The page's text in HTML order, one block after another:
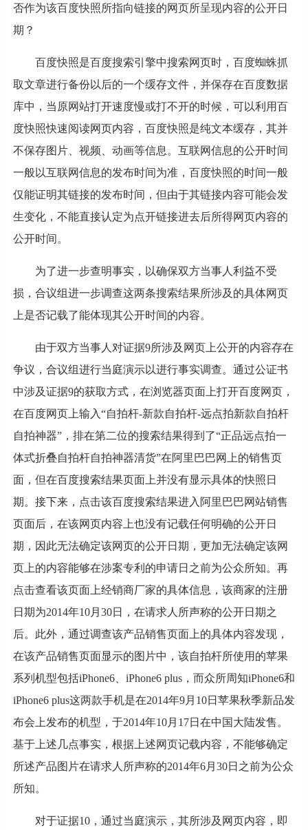
否作为该百度快照所指向链接的网页所呈现内容的公开日
期？
百度快照是百度搜索引擎中搜索网页时，百度蜘蛛抓
取文章进行备份以后的一个缓存文件，并保存在百度数据
库中，当原网站打开速度慢或打不开的时候，可以利用百
度快照快速阅读网页内容，百度快照是纯文本缓存，其并
不保存图片、视频、动画等信息。互联网信息的公开时间
一般以互联网信息的发布时间为准，百度快照的时间一般
仅能证明其链接的发布时间，但由于其链接内容可能会发
生变化，不能直接认定为点开链接进去后所得网页内容的
公开时间。
为了进一步查明事实，以确保双方当事人利益不受
损，合议组进一步调查这两条搜索结果所涉及的具体网页
上是否记载了能体现其公开时间的内容。
由于双方当事人对证据9所涉及网页上公开的内容存在
争议，合议组进行当庭演示以进行事实调查。通过公证书
中涉及证据9的获取方式，在浏览器页面上打开百度网页，
在百度网页上输入“自拍杆-新款自拍杆-远点拍新款自拍杆
自拍神器”，排在第二位的搜索结果得到了“正品远点拍一
体式折叠自拍杆自拍神器清货”在阿里巴巴网上的销售页
面，但在百度搜索结果页面上并没有显示具体的快照日
期。接下来，点击该百度搜索结果进入阿里巴巴网站销售
页面后，在该网页内容上也没有记载任何明确的公开日
期，因此无法确定该网页的公开日期，更加无法确定该网
页上的内容能够在涉案专利的申请日之前为公众所知。再
点击查看该页面上经销商厂家的具体信息，该商家的注册
日期为2014年10月30日，在请求人所声称的公开日期之
后。此外，通过调查该产品销售页面上的具体内容发现，
在该产品销售页面显示的图片中，该自拍杆所使用的苹果
系列机型包括iPhone6、iPhone6 plus，而众所周知iPhone6和
iPhone6 plus这两款手机是在2014年9月10日苹果秋季新品发
布会上发布的机型，于2014年10月17日在中国大陆发售。
基于上述几点事实，根据上述网页记载内容，不能够确定
所述产品图片在请求人所声称的2014年6月30日之前为公众
所知。
对于证据10，通过当庭演示，其所涉及网页内容，即